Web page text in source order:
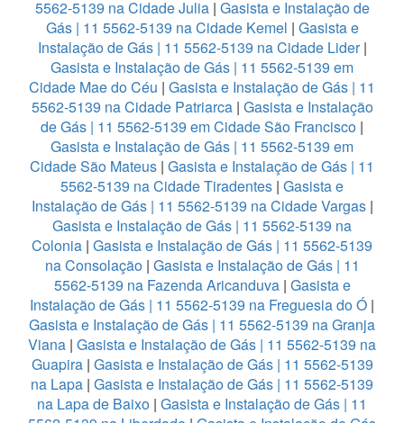
5562-5139 na Cidade Julia | Gasista e Instalação de
Gás | 11 5562-5139 na Cidade Kemel | Gasista e
Instalação de Gás | 11 5562-5139 na Cidade Lider|
Gasista e Instalação de Gás | 11 5562-5139 em
Cidade Mae do Céu | Gasista e Instalação de Gás | 11
5562-5139 na Cidade Patriarca| Gasista e Instalação
de Gás | 11 5562-5139 em Cidade São Francisco |
Gasista e Instalação de Gás | 11 5562-5139 em
Cidade São Mateus | Gasista e Instalação de Gás | 11
5562-5139 na Cidade Tiradentes | Gasista e
Instalação de Gás | 11 5562-5139 na Cidade Vargas |
Gasista e Instalação de Gás | 11 5562-5139 na
Colonia | Gasista e Instalação de Gás | 11 5562-5139
na Consolação | Gasista e Instalação de Gás | 11
5562-5139 na Fazenda Aricanduva| Gasista e
Instalação de Gás | 11 5562-5139 na Freguesia do Ó |
Gasista e Instalação de Gás | 11 5562-5139 na Granja
Viana | Gasista e Instalação de Gás | 11 5562-5139 na
Guapira| Gasista e Instalação de Gás | 11 5562-5139
na Lapa | Gasista e Instalação de Gás | 11 5562-5139
na Lapa de Baixo | Gasista e Instalação de Gás | 11